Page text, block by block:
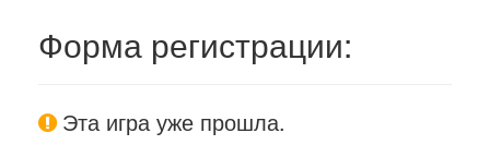
Форма регистрации:
Эта игра уже прошла.